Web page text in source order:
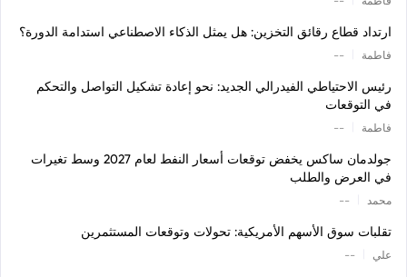
ارتداد قطاع رقائق التخزين: هل يمثل الذكاء الاصطناعي استدامة الدورة؟
فاطمة --
رئيس الاحتياطي الفيدرالي الجديد: نحو إعادة تشكيل التواصل والتحكم
في التوقعات
فاطمة --
جولدمان ساكس يخفض توقعات أسعار النفط لعام 2027 وسط تغيرات
في العرض والطلب
محمد --
تقلبات سوق الأسهم الأمريكية: تحولات وتوقعات المستثمرين
علي --